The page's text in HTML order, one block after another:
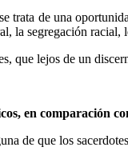
trata de una
la segregación racial,
que lejos de un
en comparación
de que los